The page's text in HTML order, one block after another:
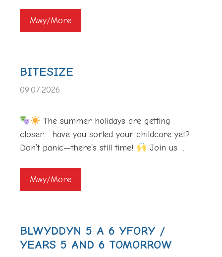
Mwy/More
BITESIZE
09.07.2026
The summer holidays are getting
closer… have you sorted your childcare yet?
Don’t panic—there’s still time!
Join us …
Mwy/More
BLWYDDYN 5 A 6 YFORY /
YEARS 5 AND 6 TOMORROW